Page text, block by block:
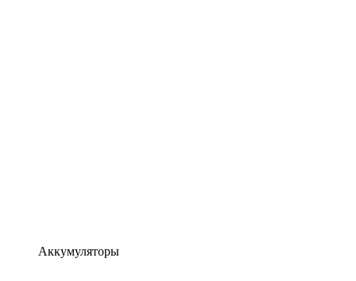
Аккумуляторы